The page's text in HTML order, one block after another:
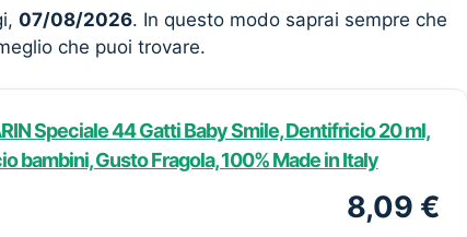
07/08/2026. In questo modo saprai sempre che
che puoi trovare.
Speciale 44 Gatti Baby Smile, Dentifricio 20 ml,
bambini, Gusto Fragola, 100% Made in Italy
8,09 €